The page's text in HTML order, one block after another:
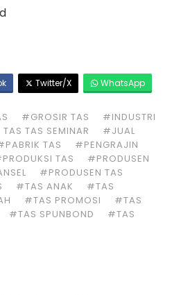
Twitter/X WhatsApp
#GROSIR TAS
#INDUSTRI
TAS SEMINAR
#JUAL
TAS
#PENGRAJIN
TAS
#PRODUSEN
#PRODUSEN TAS
#TAS ANAK
#TAS
#TAS PROMOSI
#TAS
#TAS SPUNBOND
#TAS